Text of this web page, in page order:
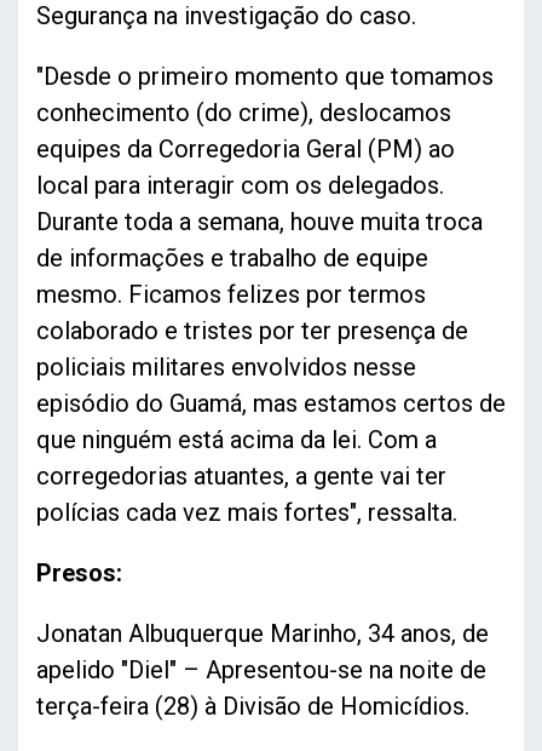
Segurança na investigação do caso.
"Desde o primeiro momento que tomamos
conhecimento (do crime), deslocamos
equipes da Corregedoria Geral (PM) ao
local para interagir com os delegados.
Durante toda a semana, houve muita troca
de informações e trabalho de equipe
mesmo. Ficamos felizes por termos
colaborado e tristes por ter presença de
policiais militares envolvidos nesse
episódio do Guamá, mas estamos certos de
que ninguém está acima da lei. Com a
corregedorias atuantes, a gente vai ter
polícias cada vez mais fortes", ressalta.
Presos:
Jonatan Albuquerque Marinho, 34 anos, de
apelido "Diel" – Apresentou-se na noite de
terça-feira (28) à Divisão de Homicídios.